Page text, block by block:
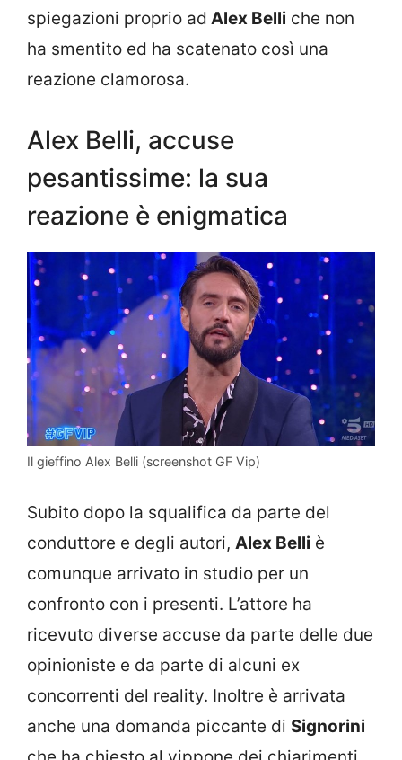
spiegazioni proprio ad Alex Belli che non
ha smentito ed ha scatenato così una
reazione clamorosa.
Alex Belli, accuse
pesantissime: la sua
reazione è enigmatica
Il gieffino Alex Belli (screenshot GF Vip)
Subito dopo la squalifica da parte del
conduttore e degli autori, Alex Belli è
comunque arrivato in studio per un
confronto con i presenti. L’attore ha
ricevuto diverse accuse da parte delle due
opinioniste e da parte di alcuni ex
concorrenti del reality. Inoltre è arrivata
anche una domanda piccante di Signorini